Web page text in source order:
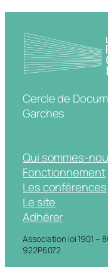
Cercle de
Garches
Qui sommes-
Fonctionnement
Les conférences
Le site
Adhérer
Association loi 1901 –
922P6072